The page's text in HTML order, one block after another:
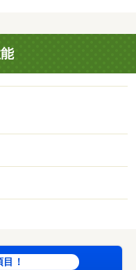
ー付洗面台／ＴＶイン
置／シューズボックス
／脱衣所／駐輪場／敷
グリル付／ウォークイ
キー／ネット使用料不
ス／ＢＳ／礼金２ヶ月
まで４３７ｍ／米丸わ
で４８７ｍ／高畠町
町郵便局（郵便局）ま
！